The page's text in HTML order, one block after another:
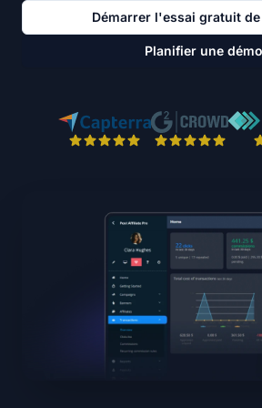
Démarrer l'essai gratuit
Planifier une démo